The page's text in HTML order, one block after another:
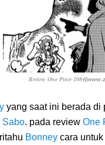
Review One Piece 1084
yang saat ini berada di
Sabo. pada review One
Bonney cara